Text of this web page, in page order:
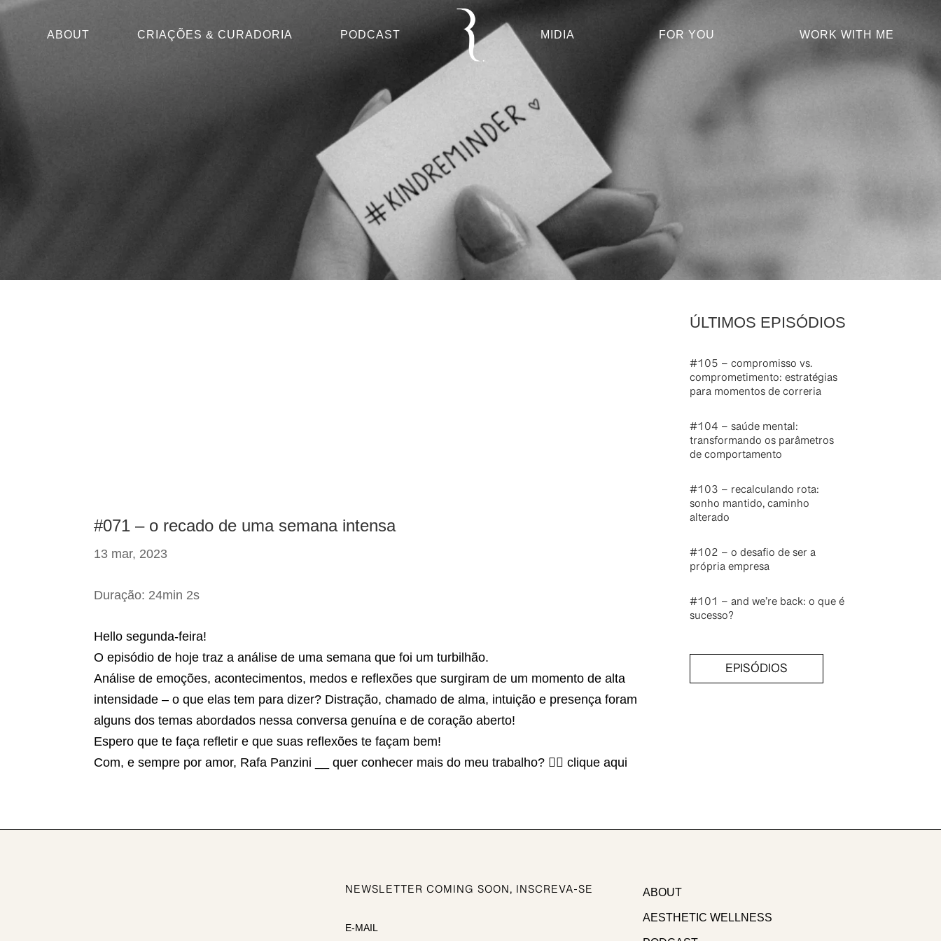
ABOUT CRIAÇÕES & CURADORIA PODCAST MIDIA FOR YOU WORK WITH ME
#071 – o recado de uma semana intensa
13 mar, 2023
Duração: 24min 2s
Hello segunda-feira!
O episódio de hoje traz a análise de uma semana que foi um turbilhão.
Análise de emoções, acontecimentos, medos e reflexões que surgiram de um momento de alta
intensidade – o que elas tem para dizer? Distração, chamado de alma, intuição e presença foram
alguns dos temas abordados nessa conversa genuína e de coração aberto!
Espero que te faça refletir e que suas reflexões te façam bem!
Com, e sempre por amor, Rafa Panzini __ quer conhecer mais do meu trabalho? 👉🏽 clique aqui
ÚLTIMOS EPISÓDIOS
#105 – compromisso vs.
comprometimento: estratégias
para momentos de correria
#104 – saúde mental:
transformando os parâmetros
de comportamento
#103 – recalculando rota:
sonho mantido, caminho
alterado
#102 – o desafio de ser a
própria empresa
#101 – and we’re back: o que é
sucesso?
EPISÓDIOS
NEWSLETTER COMING SOON, INSCREVA-SE ABOUT
AESTHETIC WELLNESS